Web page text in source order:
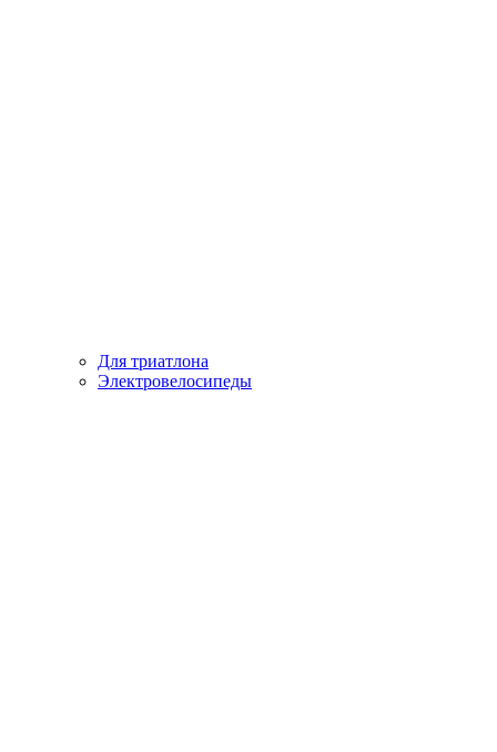
Для триатлона
Электровелосипеды